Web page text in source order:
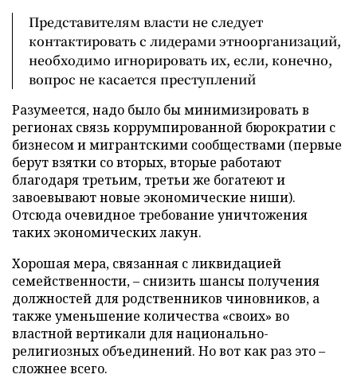
Представителям власти не следует
контактировать с лидерами этноорганизаций,
необходимо игнорировать их, если, конечно,
вопрос не касается преступлений
Разумеется, надо было бы минимизировать в
регионах связь коррумпированной бюрократии с
бизнесом и мигрантскими сообществами (первые
берут взятки со вторых, вторые работают
благодаря третьим, третьи же богатеют и
завоевывают новые экономические ниши).
Отсюда очевидное требование уничтожения
таких экономических лакун.
Хорошая мера, связанная с ликвидацией
семейственности, – снизить шансы получения
должностей для родственников чиновников, а
также уменьшение количества «своих» во
властной вертикали для национально-
религиозных объединений. Но вот как раз это –
сложнее всего.